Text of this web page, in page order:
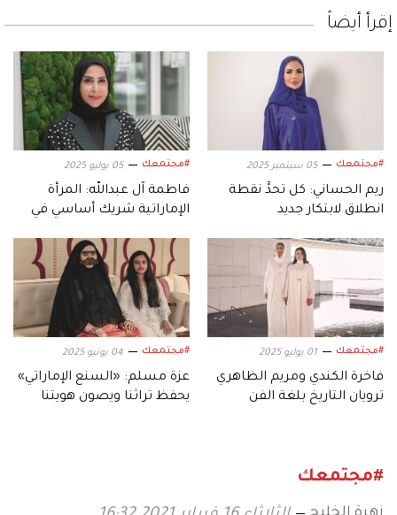
إقرأ أيضاً
#مجتمعك 05 سبتمبر 2025
ريم الحساني: كل تحدٍّ نقطة
انطلاق لابتكار جديد
#مجتمعك 05 يوليو 2025
فاطمة آل عبدالله: المرأة
الإماراتية شريك أساسي في
#مجتمعك 01 يوليو 2025
فاخرة الكندي ومريم الظاهري
ترويان التاريخ بلغة الفن
#مجتمعك 04 يونيو 2025
عزة مسلم: «السنع الإماراتي»
يحفظ تراثنا ويصون هويتنا
#مجتمعك